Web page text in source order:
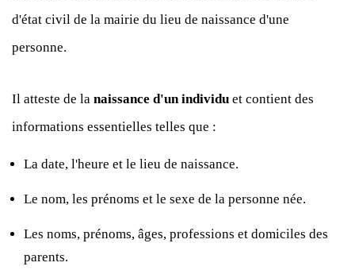
d'état civil de la mairie du lieu de naissance d'une
personne.
Il atteste de la naissance d'un individu et contient des
informations essentielles telles que :
La date, l'heure et le lieu de naissance.
Le nom, les prénoms et le sexe de la personne née.
Les noms, prénoms, âges, professions et domiciles des
parents.